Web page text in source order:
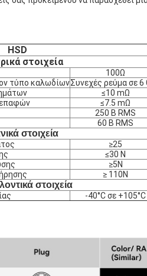
HSD
στοιχεία
100Ω
τύπο καλωδίωνΣυνεχές ρεύμα σε 6
≤10 mΩ
επαφών
≤7.5 mΩ
250 Β RMS
60 Β RMS
στοιχεία
≥25
≤30 Ν
≥5N
≥ 110N
στοιχεία
-40°C σε +105°C